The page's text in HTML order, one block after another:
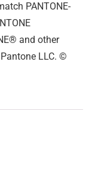
PANTONE-
and other
LLC. ©